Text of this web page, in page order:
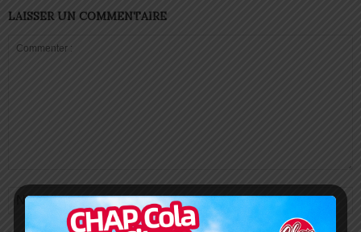
LAISSER UN COMMENTAIRE